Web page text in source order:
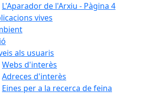
L'Aparador de l'Arxiu - Pàgina 4
vives
als usuaris
Webs d'interès
Adreces d'interès
Eines per a la recerca de feina